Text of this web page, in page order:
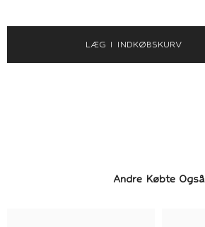
Nederdel
Nederdel
Nkffelicia
LÆG I INDKØBSKURV
Andre Købte Også